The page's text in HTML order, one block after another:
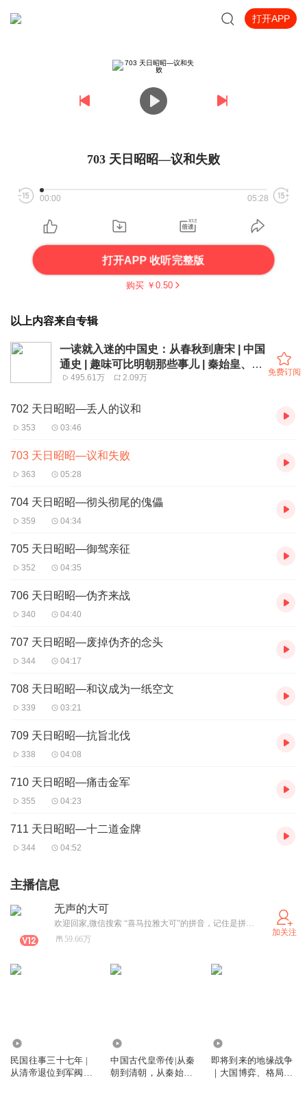
打开APP
703 天日昭昭—议和失败
00:00 05:28
打开APP 收听完整版
购买 ￥ 0.50
以上内容来自专辑
一读就入迷的中国史：从春秋到唐宋 | 中国
通史 | 趣味可比明朝那些事儿 | 秦始皇、武
则天、朱元璋
495.61万 2.09万
免费订阅
702 天日昭昭—丢人的议和
353 03:46
703 天日昭昭—议和失败
363 05:28
704 天日昭昭—彻头彻尾的傀儡
359 04:34
705 天日昭昭—御驾亲征
352 04:35
706 天日昭昭—伪齐来战
340 04:40
707 天日昭昭—废掉伪齐的念头
344 04:17
708 天日昭昭—和议成为一纸空文
339 03:21
709 天日昭昭—抗旨北伐
338 04:08
710 天日昭昭—痛击金军
355 04:23
711 天日昭昭—十二道金牌
344 04:52
主播信息
无声的大可
欢迎回家,微信搜索 “喜马拉雅大可”的拼音，记住是拼音哦。
59.66万
加关注
民国往事三十七年 |
从清帝退位到军阀混
中国古代皇帝传|从秦
朝到清朝，从秦始皇
即将到来的地缘战争
｜大国博弈、格局推